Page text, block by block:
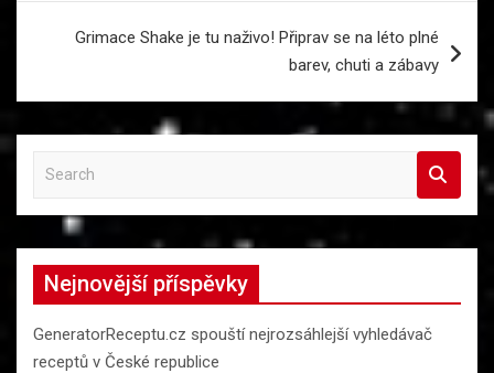
Grimace Shake je tu naživo! Připrav se na léto plné
barev, chuti a zábavy
a
r
h
Nejnovější příspěvky
GeneratorReceptu.cz spouští nejrozsáhlejší vyhledávač
receptů v České republice